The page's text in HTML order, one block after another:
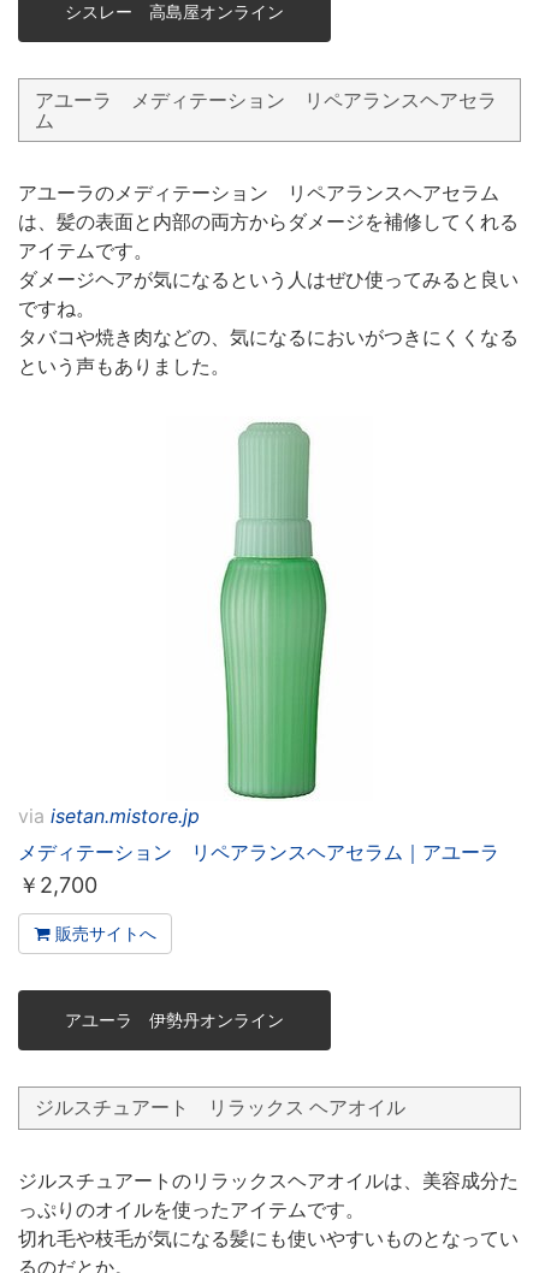
シスレー 高島屋オンライン
アユーラ メディテーション リペアランスヘアセラ
ム
アユーラのメディテーション リペアランスヘアセラム
は、髪の表面と内部の両方からダメージを補修してくれる
アイテムです。
ダメージヘアが気になるという人はぜひ使ってみると良い
ですね。
タバコや焼き肉などの、気になるにおいがつきにくくなる
という声もありました。
via isetan.mistore.jp
メディテーション リペアランスヘアセラム｜アユーラ
￥ 2,700
販売サイトへ
アユーラ 伊勢丹オンライン
ジルスチュアート リラックス ヘアオイル
ジルスチュアートのリラックスヘアオイルは、美容成分た
っぷりのオイルを使ったアイテムです。
切れ毛や枝毛が気になる髪にも使いやすいものとなってい
るのだとか。